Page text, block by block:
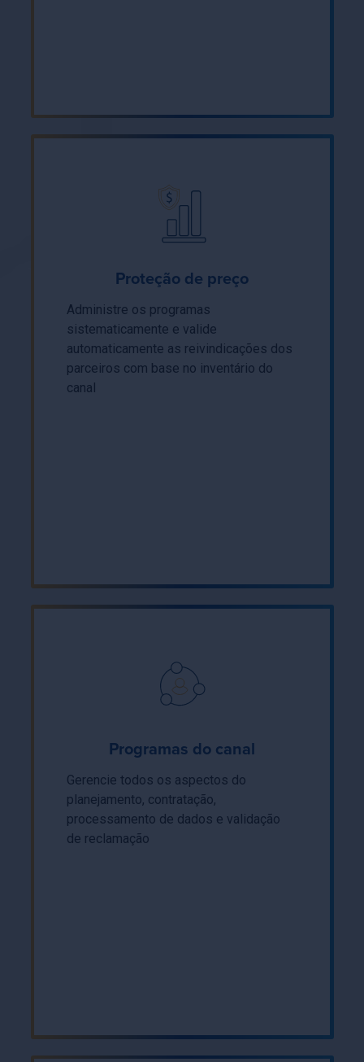
Proteção de preço
Administre os programas
sistematicamente e valide
automaticamente as reivindicações dos
parceiros com base no inventário do
canal
Programas do canal
Gerencie todos os aspectos do
planejamento, contratação,
processamento de dados e validação
de reclamação